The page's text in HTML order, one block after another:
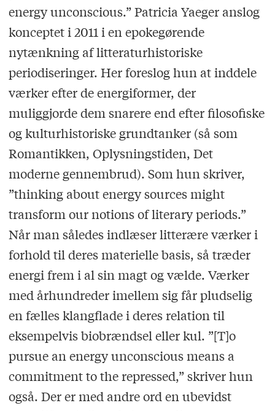
energy unconscious.” Patricia Yaeger anslog
konceptet i 2011 i en epokegørende
nytænkning af litteraturhistoriske
periodiseringer. Her foreslog hun at inddele
værker efter de energiformer, der
muliggjorde dem snarere end efter filosofiske
og kulturhistoriske grundtanker (så som
Romantikken, Oplysningstiden, Det
moderne gennembrud). Som hun skriver,
”thinking about energy sources might
transform our notions of literary periods.”
Når man således indlæser litterære værker i
forhold til deres materielle basis, så træder
energi frem i al sin magt og vælde. Værker
med århundreder imellem sig får pludselig
en fælles klangflade i deres relation til
eksempelvis biobrændsel eller kul. ”[T]o
pursue an energy unconscious means a
commitment to the repressed,” skriver hun
også. Der er med andre ord en ubevidst